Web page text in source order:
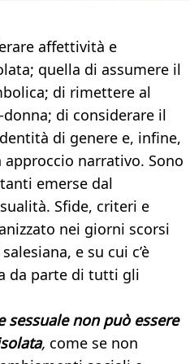
affettività e
quella di assumere il
di rimettere al
di considerare il
di genere e, infine,
narrativo. Sono
emerse dal
Sfide, criteri e
nei giorni scorsi
e su cui c’è
da parte di tutti gli
non può essere
, come se non